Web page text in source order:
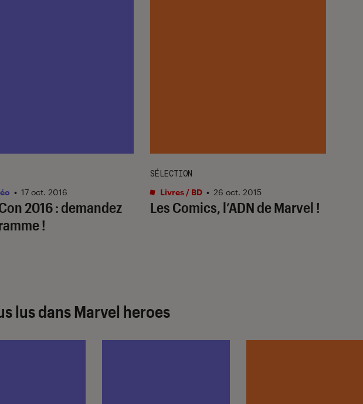
2016 : demandez
!
• 17 oct. 2016
Les Comics, l’ADN de Marvel !
SÉLECTION
Livres / BD • 26 oct. 2015
lus dans Marvel heroes